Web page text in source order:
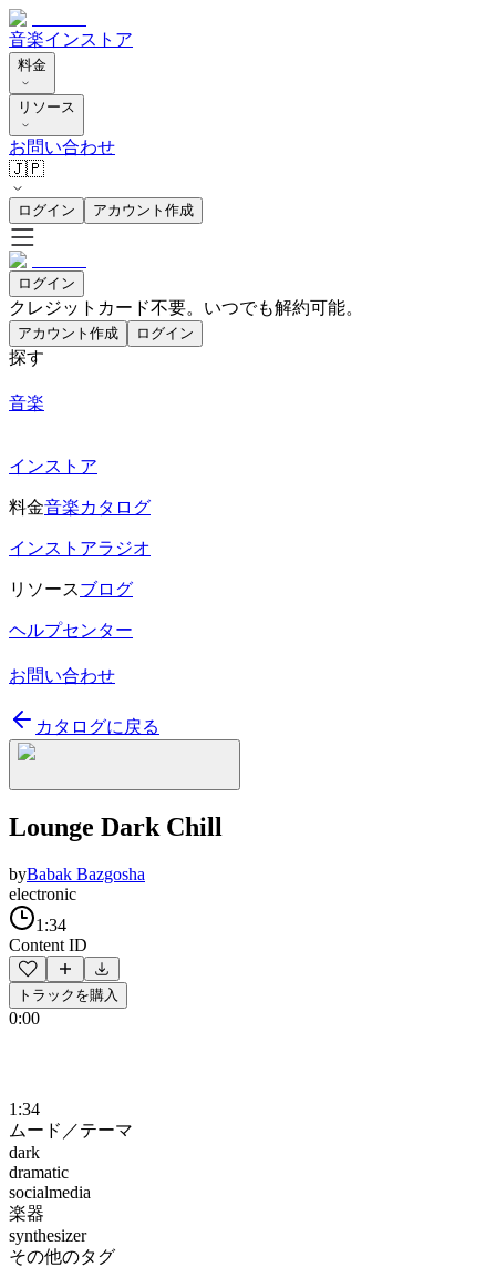
音楽インストア
料金
リソース
お問い合わせ
🇯🇵
ログイン アカウント作成
ログイン
クレジットカード不要。いつでも解約可能。
アカウント作成 ログイン
探す
音楽
インストア
料金音楽カタログ
インストアラジオ
リソースブログ
ヘルプセンター
お問い合わせ
カタログに戻る
Lounge Dark Chill
byBabak Bazgosha
electronic
1:34
Content ID
トラックを購入
0:00
1:34
ムード／テーマ
dark
dramatic
socialmedia
楽器
synthesizer
その他のタグ